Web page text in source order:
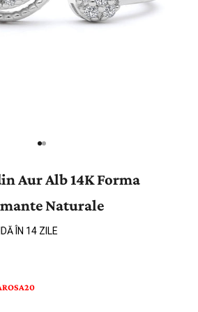
Aur Alb 14K Forma
Naturale
ÎN 14 ZILE